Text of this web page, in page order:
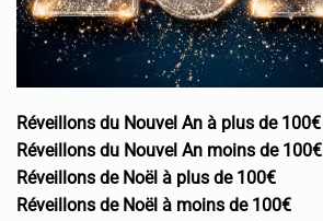
Réveillons du Nouvel An à plus de 100€
Réveillons du Nouvel An moins de 100€
Réveillons de Noël à plus de 100€
Réveillons de Noël à moins de 100€